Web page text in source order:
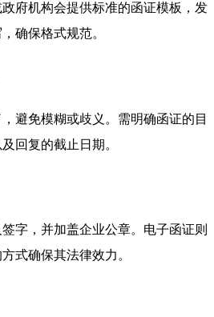
府机构会提供标准的函证模板，发
确保格式规范。
避免模糊或歧义。需明确函证的目
回复的截止日期。
字，并加盖企业公章。电子函证则
式确保其法律效力。